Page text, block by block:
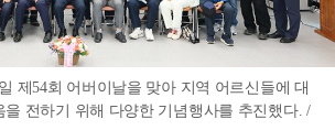
제54회 어버이날을 맞아 지역 어르신들에 대
을 전하기 위해 다양한 기념행사를 추진했다. /